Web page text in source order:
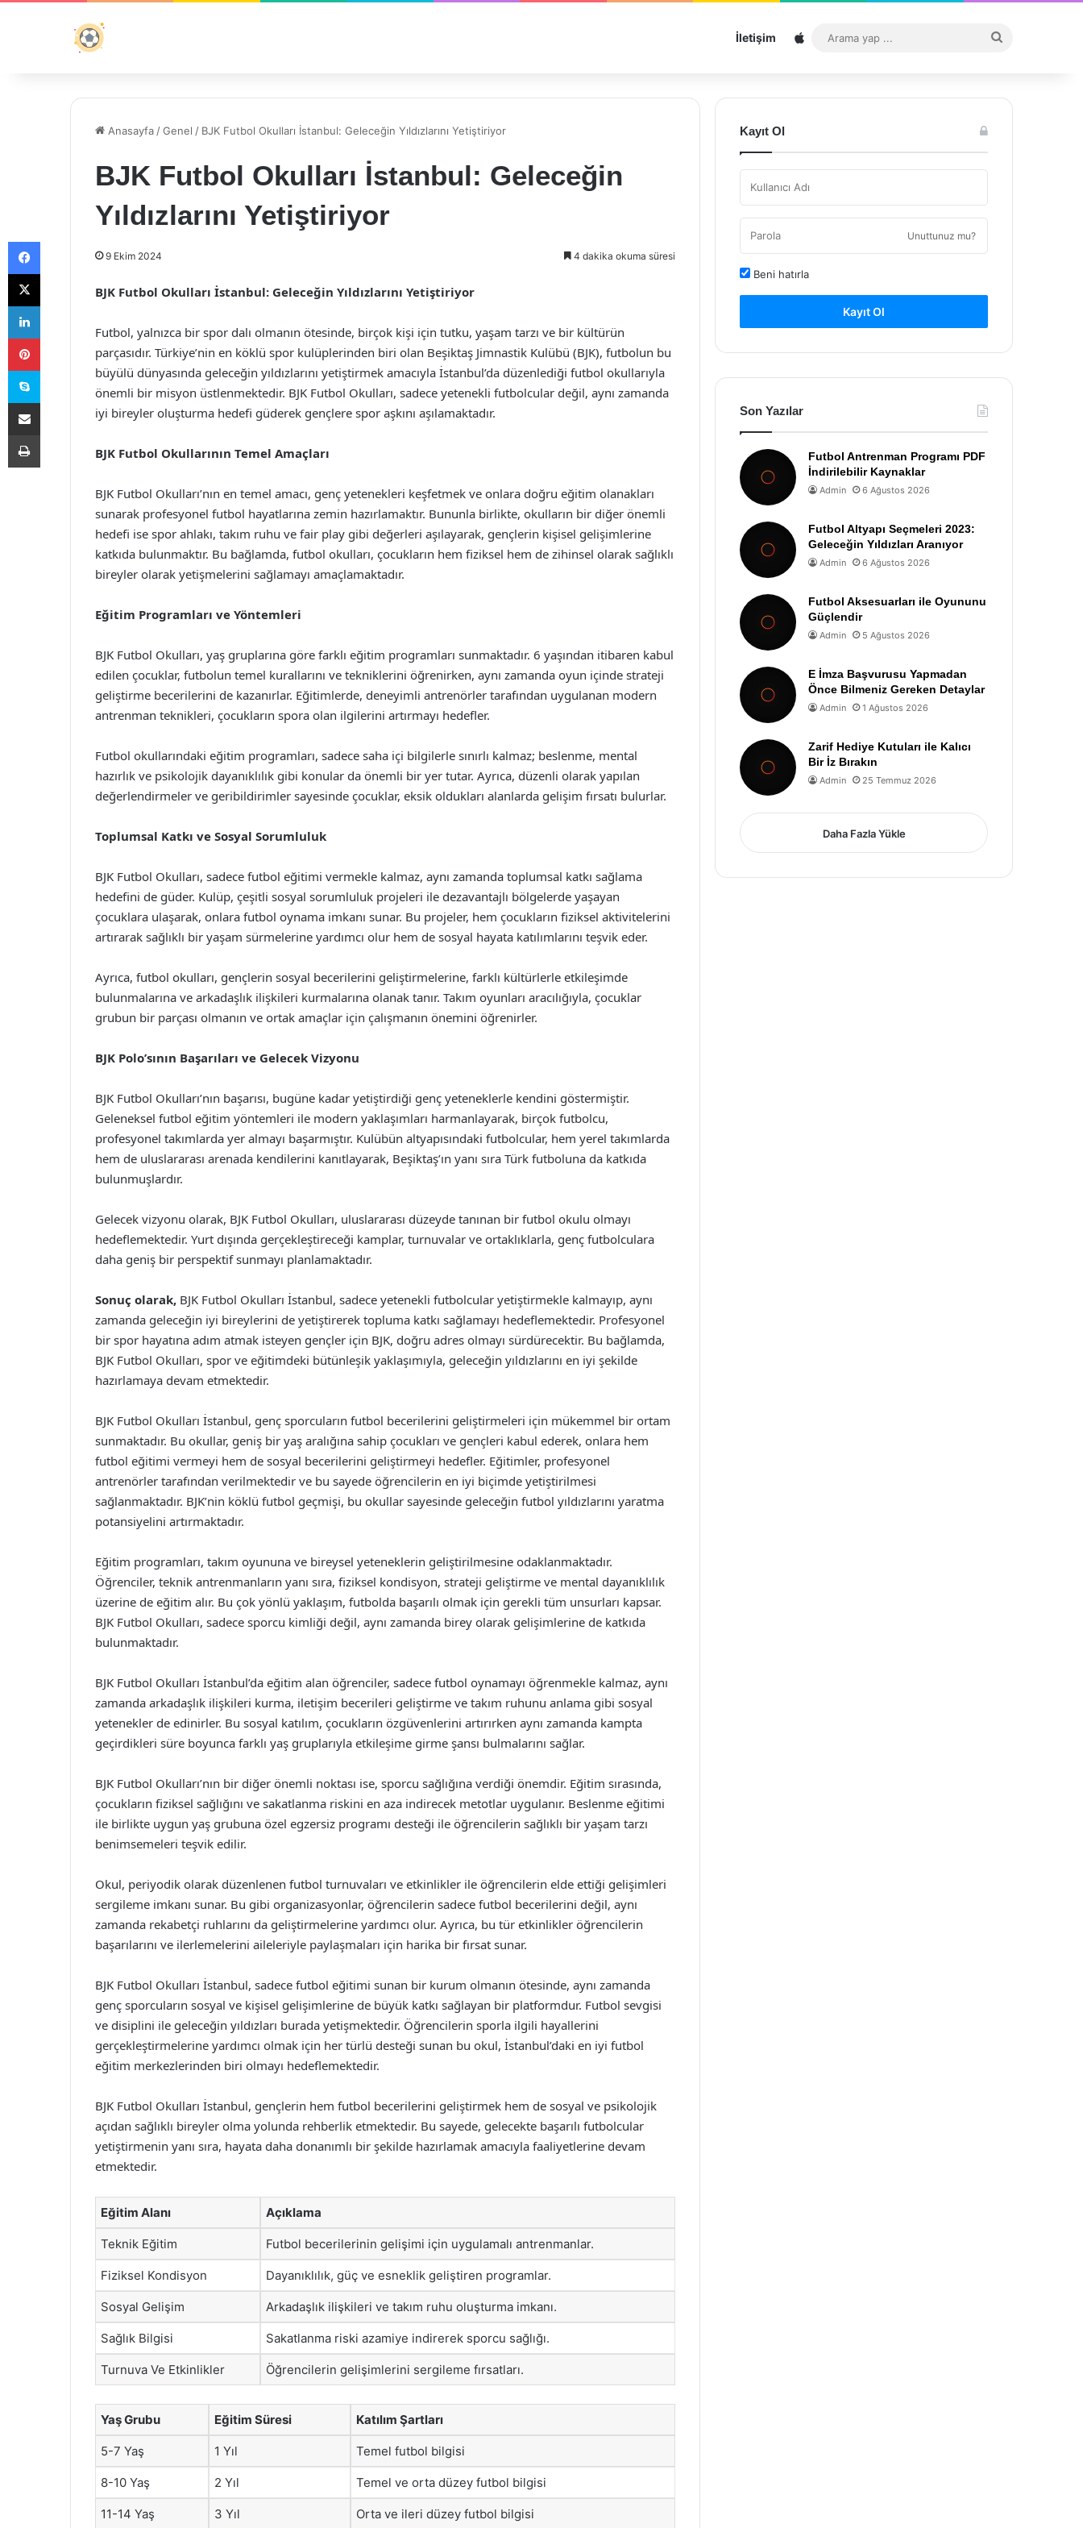
İletişim Sitemap
...
Anasayfa /Genel / BJK Futbol Okulları İstanbul: Geleceğin Yıldızlarını Yetiştiriyor
BJK Futbol Okulları İstanbul: Geleceğin
Yıldızlarını Yetiştiriyor
9 Ekim 2024 4 dakika okuma süresi
BJK Futbol Okulları İstanbul: Geleceğin Yıldızlarını Yetiştiriyor
Futbol, yalnızca bir spor dalı olmanın ötesinde, birçok kişi için tutku, yaşam tarzı ve bir kültürün
parçasıdır. Türkiye’nin en köklü spor kulüplerinden biri olan Beşiktaş Jimnastik Kulübü (BJK), futbolun bu
büyülü dünyasında geleceğin yıldızlarını yetiştirmek amacıyla İstanbul’da düzenlediği futbol okullarıyla
önemli bir misyon üstlenmektedir. BJK Futbol Okulları, sadece yetenekli futbolcular değil, aynı zamanda
iyi bireyler oluşturma hedefi güderek gençlere spor aşkını aşılamaktadır.
BJK Futbol Okullarının Temel Amaçları
BJK Futbol Okulları’nın en temel amacı, genç yetenekleri keşfetmek ve onlara doğru eğitim olanakları
sunarak profesyonel futbol hayatlarına zemin hazırlamaktır. Bununla birlikte, okulların bir diğer önemli
hedefi ise spor ahlakı, takım ruhu ve fair play gibi değerleri aşılayarak, gençlerin kişisel gelişimlerine
katkıda bulunmaktır. Bu bağlamda, futbol okulları, çocukların hem fiziksel hem de zihinsel olarak sağlıklı
bireyler olarak yetişmelerini sağlamayı amaçlamaktadır.
Eğitim Programları ve Yöntemleri
BJK Futbol Okulları, yaş gruplarına göre farklı eğitim programları sunmaktadır. 6 yaşından itibaren kabul
edilen çocuklar, futbolun temel kurallarını ve tekniklerini öğrenirken, aynı zamanda oyun içinde strateji
geliştirme becerilerini de kazanırlar. Eğitimlerde, deneyimli antrenörler tarafından uygulanan modern
antrenman teknikleri, çocukların spora olan ilgilerini artırmayı hedefler.
Futbol okullarındaki eğitim programları, sadece saha içi bilgilerle sınırlı kalmaz; beslenme, mental
hazırlık ve psikolojik dayanıklılık gibi konular da önemli bir yer tutar. Ayrıca, düzenli olarak yapılan
değerlendirmeler ve geribildirimler sayesinde çocuklar, eksik oldukları alanlarda gelişim fırsatı bulurlar.
Toplumsal Katkı ve Sosyal Sorumluluk
BJK Futbol Okulları, sadece futbol eğitimi vermekle kalmaz, aynı zamanda toplumsal katkı sağlama
hedefini de güder. Kulüp, çeşitli sosyal sorumluluk projeleri ile dezavantajlı bölgelerde yaşayan
çocuklara ulaşarak, onlara futbol oynama imkanı sunar. Bu projeler, hem çocukların fiziksel aktivitelerini
artırarak sağlıklı bir yaşam sürmelerine yardımcı olur hem de sosyal hayata katılımlarını teşvik eder.
Ayrıca, futbol okulları, gençlerin sosyal becerilerini geliştirmelerine, farklı kültürlerle etkileşimde
bulunmalarına ve arkadaşlık ilişkileri kurmalarına olanak tanır. Takım oyunları aracılığıyla, çocuklar
grubun bir parçası olmanın ve ortak amaçlar için çalışmanın önemini öğrenirler.
BJK Polo’sının Başarıları ve Gelecek Vizyonu
BJK Futbol Okulları’nın başarısı, bugüne kadar yetiştirdiği genç yeteneklerle kendini göstermiştir.
Geleneksel futbol eğitim yöntemleri ile modern yaklaşımları harmanlayarak, birçok futbolcu,
profesyonel takımlarda yer almayı başarmıştır. Kulübün altyapısındaki futbolcular, hem yerel takımlarda
hem de uluslararası arenada kendilerini kanıtlayarak, Beşiktaş’ın yanı sıra Türk futboluna da katkıda
bulunmuşlardır.
Gelecek vizyonu olarak, BJK Futbol Okulları, uluslararası düzeyde tanınan bir futbol okulu olmayı
hedeflemektedir. Yurt dışında gerçekleştireceği kamplar, turnuvalar ve ortaklıklarla, genç futbolculara
daha geniş bir perspektif sunmayı planlamaktadır.
Sonuç olarak, BJK Futbol Okulları İstanbul, sadece yetenekli futbolcular yetiştirmekle kalmayıp, aynı
zamanda geleceğin iyi bireylerini de yetiştirerek topluma katkı sağlamayı hedeflemektedir. Profesyonel
bir spor hayatına adım atmak isteyen gençler için BJK, doğru adres olmayı sürdürecektir. Bu bağlamda,
BJK Futbol Okulları, spor ve eğitimdeki bütünleşik yaklaşımıyla, geleceğin yıldızlarını en iyi şekilde
hazırlamaya devam etmektedir.
BJK Futbol Okulları İstanbul, genç sporcuların futbol becerilerini geliştirmeleri için mükemmel bir ortam
sunmaktadır. Bu okullar, geniş bir yaş aralığına sahip çocukları ve gençleri kabul ederek, onlara hem
futbol eğitimi vermeyi hem de sosyal becerilerini geliştirmeyi hedefler. Eğitimler, profesyonel
antrenörler tarafından verilmektedir ve bu sayede öğrencilerin en iyi biçimde yetiştirilmesi
sağlanmaktadır. BJK’nin köklü futbol geçmişi, bu okullar sayesinde geleceğin futbol yıldızlarını yaratma
potansiyelini artırmaktadır.
Eğitim programları, takım oyununa ve bireysel yeteneklerin geliştirilmesine odaklanmaktadır.
Öğrenciler, teknik antrenmanların yanı sıra, fiziksel kondisyon, strateji geliştirme ve mental dayanıklılık
üzerine de eğitim alır. Bu çok yönlü yaklaşım, futbolda başarılı olmak için gerekli tüm unsurları kapsar.
BJK Futbol Okulları, sadece sporcu kimliği değil, aynı zamanda birey olarak gelişimlerine de katkıda
bulunmaktadır.
BJK Futbol Okulları İstanbul’da eğitim alan öğrenciler, sadece futbol oynamayı öğrenmekle kalmaz, aynı
zamanda arkadaşlık ilişkileri kurma, iletişim becerileri geliştirme ve takım ruhunu anlama gibi sosyal
yetenekler de edinirler. Bu sosyal katılım, çocukların özgüvenlerini artırırken aynı zamanda kampta
geçirdikleri süre boyunca farklı yaş gruplarıyla etkileşime girme şansı bulmalarını sağlar.
BJK Futbol Okulları’nın bir diğer önemli noktası ise, sporcu sağlığına verdiği önemdir. Eğitim sırasında,
çocukların fiziksel sağlığını ve sakatlanma riskini en aza indirecek metotlar uygulanır. Beslenme eğitimi
ile birlikte uygun yaş grubuna özel egzersiz programı desteği ile öğrencilerin sağlıklı bir yaşam tarzı
benimsemeleri teşvik edilir.
Okul, periyodik olarak düzenlenen futbol turnuvaları ve etkinlikler ile öğrencilerin elde ettiği gelişimleri
sergileme imkanı sunar. Bu gibi organizasyonlar, öğrencilerin sadece futbol becerilerini değil, aynı
zamanda rekabetçi ruhlarını da geliştirmelerine yardımcı olur. Ayrıca, bu tür etkinlikler öğrencilerin
başarılarını ve ilerlemelerini aileleriyle paylaşmaları için harika bir fırsat sunar.
BJK Futbol Okulları İstanbul, sadece futbol eğitimi sunan bir kurum olmanın ötesinde, aynı zamanda
genç sporcuların sosyal ve kişisel gelişimlerine de büyük katkı sağlayan bir platformdur. Futbol sevgisi
ve disiplini ile geleceğin yıldızları burada yetişmektedir. Öğrencilerin sporla ilgili hayallerini
gerçekleştirmelerine yardımcı olmak için her türlü desteği sunan bu okul, İstanbul’daki en iyi futbol
eğitim merkezlerinden biri olmayı hedeflemektedir.
BJK Futbol Okulları İstanbul, gençlerin hem futbol becerilerini geliştirmek hem de sosyal ve psikolojik
açıdan sağlıklı bireyler olma yolunda rehberlik etmektedir. Bu sayede, gelecekte başarılı futbolcular
yetiştirmenin yanı sıra, hayata daha donanımlı bir şekilde hazırlamak amacıyla faaliyetlerine devam
etmektedir.
Eğitim Alanı Açıklama
Teknik Eğitim Futbol becerilerinin gelişimi için uygulamalı antrenmanlar.
Fiziksel Kondisyon Dayanıklılık, güç ve esneklik geliştiren programlar.
Sosyal Gelişim Arkadaşlık ilişkileri ve takım ruhu oluşturma imkanı.
Sağlık Bilgisi Sakatlanma riski azamiye indirerek sporcu sağlığı.
Turnuva Ve Etkinlikler Öğrencilerin gelişimlerini sergileme fırsatları.
Yaş Grubu Eğitim Süresi Katılım Şartları
5-7 Yaş 1 Yıl Temel futbol bilgisi
8-10 Yaş 2 Yıl Temel ve orta düzey futbol bilgisi
11-14 Yaş 3 Yıl Orta ve ileri düzey futbol bilgisi
Kayıt Ol
Unuttunuz mu?
Beni hatırla
Kayıt Ol
Son Yazılar
Futbol Antrenman Programı PDF
İndirilebilir Kaynaklar
Admin 6 Ağustos 2026
Futbol Altyapı Seçmeleri 2023:
Geleceğin Yıldızları Aranıyor
Admin 6 Ağustos 2026
Futbol Aksesuarları ile Oyununu
Güçlendir
Admin 5 Ağustos 2026
E İmza Başvurusu Yapmadan
Önce Bilmeniz Gereken Detaylar
Admin 1 Ağustos 2026
Zarif Hediye Kutuları ile Kalıcı
Bir İz Bırakın
Admin 25 Temmuz 2026
Daha Fazla Yükle
Facebook
X
LinkedIn
Pinterest
Skype
E-Posta ile paylaş